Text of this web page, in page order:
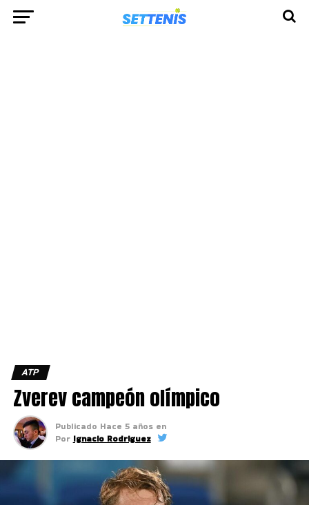
ATP
Zverev campeón olímpico
Publicado Hace 5 años en
Por Ignacio Rodriguez